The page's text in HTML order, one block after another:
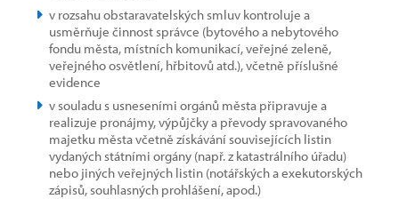
v rozsahu obstaravatelských smluv kontroluje a
usměrňuje činnost správce (bytového a nebytového
fondu města, místních komunikací, veřejné zeleně,
veřejného osvětlení, hřbitovů atd.), včetně příslušné
evidence
v souladu s usneseními orgánů města připravuje a
realizuje pronájmy, výpůjčky a převody spravovaného
majetku města včetně získávání souvisejících listin
vydaných státními orgány (např. z katastrálního úřadu)
nebo jiných veřejných listin (notářských a exekutorských
zápisů, souhlasných prohlášení, apod.)